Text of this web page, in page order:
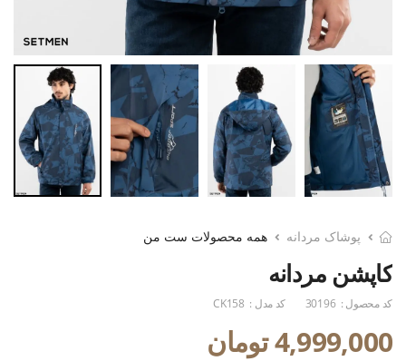
پوشاک مردانه همه محصولات ست من
کاپشن مردانه
کد محصول : 30196 کد مدل : CK158
4,999,000 تومان